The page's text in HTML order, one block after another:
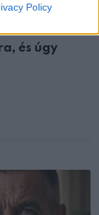
Policy
és úgy